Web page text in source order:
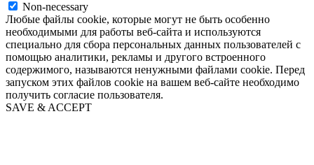
Non-necessary
Любые файлы cookie, которые могут не быть особенно
необходимыми для работы веб-сайта и используются
специально для сбора персональных данных пользователей с
помощью аналитики, рекламы и другого встроенного
содержимого, называются ненужными файлами cookie. Перед
запуском этих файлов cookie на вашем веб-сайте необходимо
получить согласие пользователя.
SAVE & ACCEPT